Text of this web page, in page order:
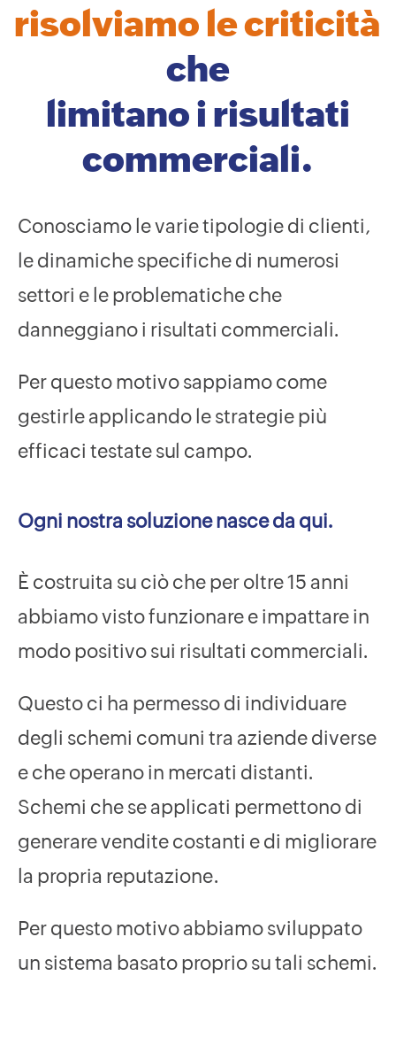
risolviamo le criticità
che
limitano i risultati
commerciali.
Conosciamo le varie tipologie di clienti,
le dinamiche specifiche di numerosi
settori e le problematiche che
danneggiano i risultati commerciali.
Per questo motivo sappiamo come
gestirle applicando le strategie più
efficaci testate sul campo.
Ogni nostra soluzione nasce da qui.
È costruita su ciò che per oltre 15 anni
abbiamo visto funzionare e impattare in
modo positivo sui risultati commerciali.
Questo ci ha permesso di individuare
degli schemi comuni tra aziende diverse
e che operano in mercati distanti.
Schemi che se applicati permettono di
generare vendite costanti e di migliorare
la propria reputazione.
Per questo motivo abbiamo sviluppato
un sistema basato proprio su tali schemi.